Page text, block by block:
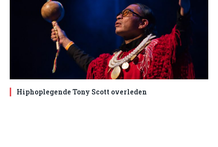
Hiphoplegende Tony Scott overleden